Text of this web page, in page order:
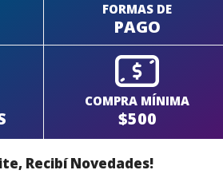
FORMAS DE
PAGO
COMPRA MÍNIMA
$500
Recibí Novedades!